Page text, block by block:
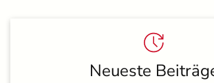
Neueste